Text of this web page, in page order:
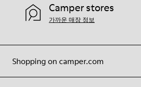
Shopping on camper.com
Camper stores
가까운 매장 정보